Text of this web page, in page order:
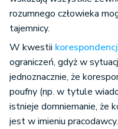
rozumnego człowieka
tajemnicy.
W kwestii
ograniczeń, gdyż w
jednoznacznie, że
poufny (np. w tytule
istnieje domniemanie, że
jest w imieniu